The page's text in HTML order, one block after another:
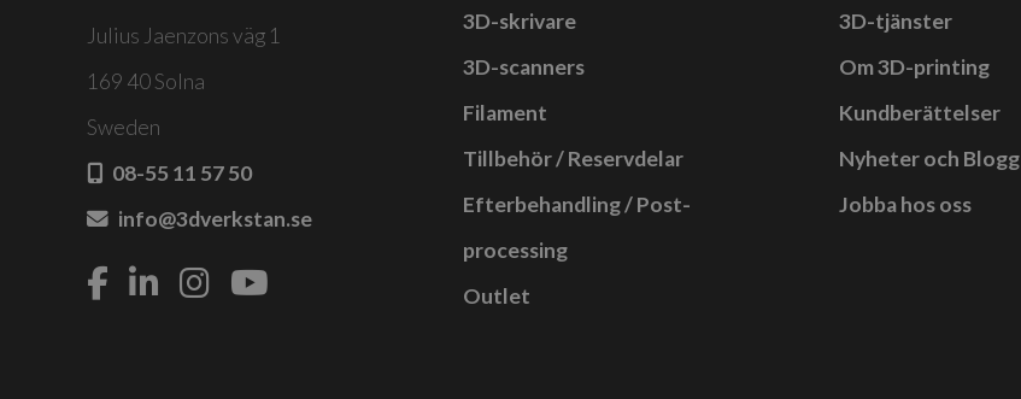
alternativen
kan
produktsidan
De
olika
kan
väljas
på
Julius Jaenzons väg 1
169 40 Solna
Sweden
08-55 11 57 50
info@3dverkstan.se
3D-skrivare
3D-scanners
Filament
Tillbehör / Reservdelar
Efterbehandling / Post-
processing
Outlet
3D-tjänster
Om 3D-printing
Kundberättelser
Nyheter och Blogg
Jobba hos oss